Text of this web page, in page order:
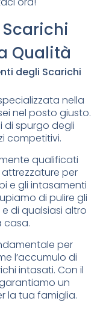
Qualità
degli Scarichi
nella
nel posto giusto.
di spurgo degli
competitivi.
qualificati
per
e gli intasamenti
di pulire gli
di qualsiasi altro
casa.
per
l’accumulo di
intasati. Con il
un
la tua famiglia.